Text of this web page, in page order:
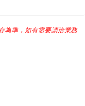
為準，如有需要請洽業務